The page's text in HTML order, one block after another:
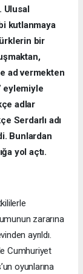
Ulusal
kutlanmaya
bir
ad vermekten
eylemiyle
adlar
Serdarlı adı
Bunlardan
yol açtı.
zararına
ayrıldı.
Cumhuriyet
oyunlarına